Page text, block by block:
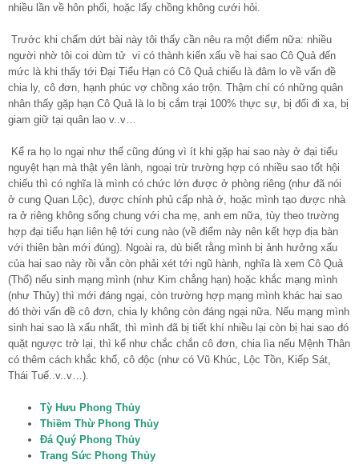
nhiều lần về hôn phối, hoặc lấy chồng không cưới hỏi.
Trước khi chấm dứt bài này tôi thấy cần nêu ra một điểm nữa: nhiều
người nhờ tôi coi dùm tử vi có thành kiến xấu về hai sao Cô Quả đến
mức là khi thấy tới Đại Tiểu Hạn có Cô Quả chiếu là đâm lo về vấn đề
chia ly, cô đơn, hạnh phúc vợ chồng xáo trộn. Thậm chí có những quân
nhân thấy gặp hạn Cô Quả là lo bị cắm trại 100% thực sự, bị đổi đi xa, bị
giam giữ tại quân lao v..v…
Kể ra họ lo ngại như thế cũng đúng vì ít khi gặp hai sao này ở đại tiểu
nguyệt hạn mà thật yên lành, ngoại trừ trường hợp có nhiều sao tốt hội
chiếu thì có nghĩa là mình có chức lớn được ở phòng riêng (như đã nói
ở cung Quan Lộc), được chính phủ cấp nhà ở, hoặc mình tạo được nhà
ra ở riêng không sống chung với cha mẹ, anh em nữa, tùy theo trường
hợp đại tiểu hạn liên hệ tới cung nào (về điểm này nên kết hợp địa bàn
với thiên bàn mới đúng). Ngoài ra, dù biết rằng mình bị ảnh hưởng xấu
của hai sao này rồi vẫn còn phải xét tới ngũ hành, nghĩa là xem Cô Quả
(Thổ) nếu sinh mạng mình (như Kim chẳng hạn) hoặc khắc mạng mình
(như Thủy) thì mới đáng ngại, còn trường hợp mạng mình khác hai sao
đó thời vấn đề cô đơn, chia ly không còn đáng ngại nữa. Nếu mạng mình
sinh hai sao là xấu nhất, thì mình đã bị tiết khí nhiều lại còn bị hai sao đó
quặt ngược trở lại, thì kể như chắc chắn cô đơn, chia lìa nếu Mệnh Thân
có thêm cách khắc khổ, cô độc (như có Vũ Khúc, Lộc Tồn, Kiếp Sát,
Thái Tuế..v..v…).
Tỳ Hưu Phong Thủy
Thiềm Thừ Phong Thủy
Đá Quý Phong Thủy
Trang Sức Phong Thủy